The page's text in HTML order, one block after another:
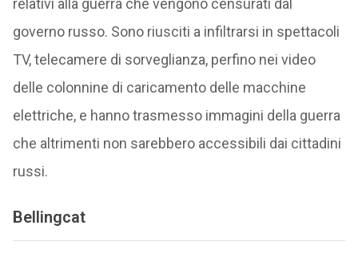
relativi alla guerra che vengono censurati dal
governo russo. Sono riusciti a infiltrarsi in spettacoli
TV, telecamere di sorveglianza, perfino nei video
delle colonnine di caricamento delle macchine
elettriche, e hanno trasmesso immagini della guerra
che altrimenti non sarebbero accessibili dai cittadini
russi.
Bellingcat